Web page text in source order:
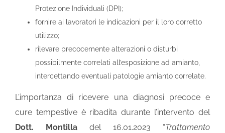
Protezione Individuali (DPI);
fornire ai lavoratori le indicazioni per il loro corretto
utilizzo;
rilevare precocemente alterazioni o disturbi
possibilmente correlati all’esposizione ad amianto,
intercettando eventuali patologie amianto correlate.
L’importanza di ricevere una diagnosi precoce e
cure tempestive è ribadita durante l’intervento del
Dott. Montilla del 16.01.2023 “Trattamento